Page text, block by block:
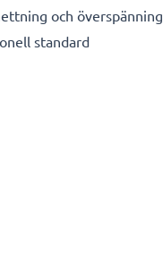
och överspänning
standard